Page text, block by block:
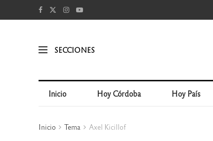
SECCIONES
Inicio Hoy Córdoba Hoy País
Inicio Tema Axel Kicillof